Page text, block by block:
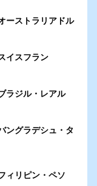
ーストラリアドル
イスフラン
ラジル・レアル
グラデシュ・タ
ィリピン・ペソ